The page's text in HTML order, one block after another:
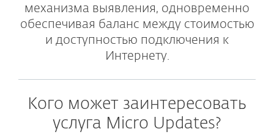
механизма выявления, одновременно
обеспечивая баланс между стоимостью
и доступностью подключения к
Интернету.
Кого может заинтересовать
услуга Micro Updates?